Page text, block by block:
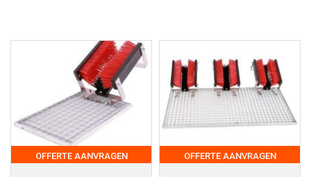
OFFERTE AANVRAGEN OFFERTE AANVRAGEN